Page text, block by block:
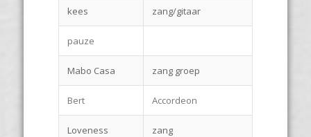
kees zang/gitaar
pauze
Mabo Casa zang groep
Bert Accordeon
Loveness zang